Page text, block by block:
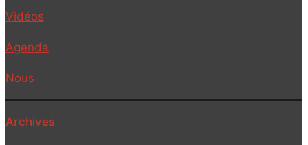
Vidéos
Agenda
Nous
Archives